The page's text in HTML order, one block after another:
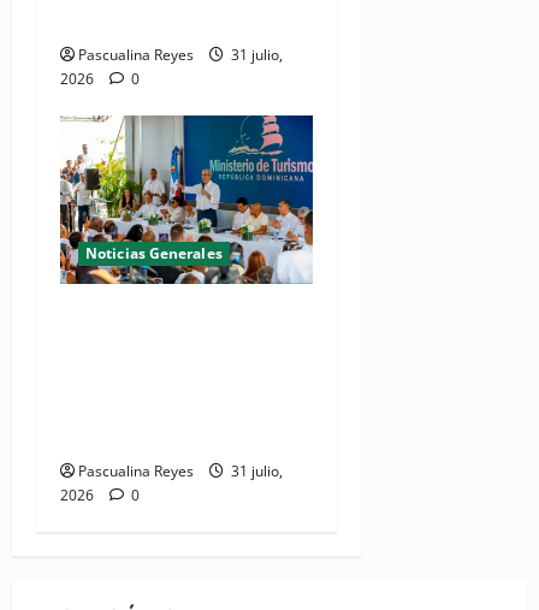
Pascualina Reyes
31 julio,
2026
0
Noticias Generales
Pascualina Reyes
31 julio,
2026
0